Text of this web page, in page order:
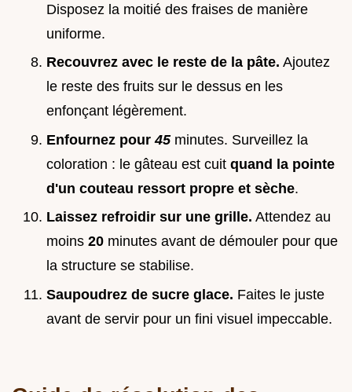
Disposez la moitié des fraises de manière
uniforme.
Recouvrez avec le reste de la pâte. Ajoutez
le reste des fruits sur le dessus en les
enfonçant légèrement.
Enfournez pour45minutes. Surveillez la
coloration : le gâteau est cuit quand la pointe
d'un couteau ressort propre et sèche.
Laissez refroidir sur une grille. Attendez au
moins 20 minutes avant de démouler pour que
la structure se stabilise.
Saupoudrez de sucre glace. Faites le juste
avant de servir pour un fini visuel impeccable.